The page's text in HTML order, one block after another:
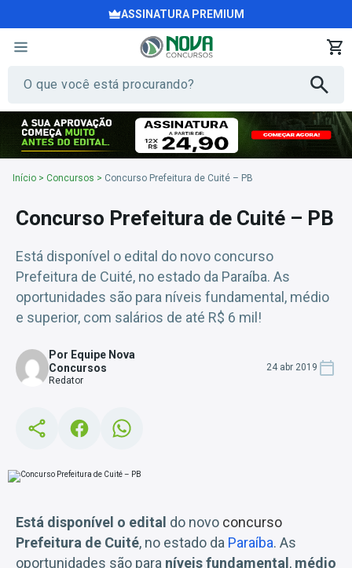
ASSINATURA PREMIUM
Início > Concursos > Concurso Prefeitura de Cuité – PB
Concurso Prefeitura de Cuité – PB
Está disponível o edital do novo concurso
Prefeitura de Cuité, no estado da Paraíba. As
oportunidades são para níveis fundamental, médio
e superior, com salários de até R$ 6 mil!
Por Equipe Nova
Concursos
Redator
24 abr 2019
Está disponível o edital do novo concurso
Prefeitura de Cuité, no estado da Paraíba. As
oportunidades são para níveis fundamental , médio